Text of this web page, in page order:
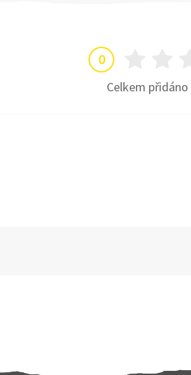
0
Celkem přidáno